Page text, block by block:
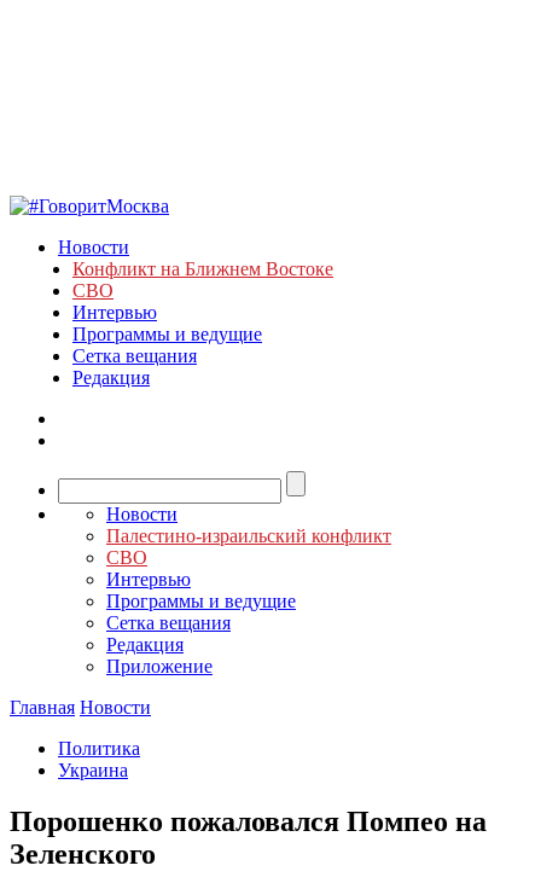
Новости
Конфликт на Ближнем Востоке
СВО
Интервью
Программы и ведущие
Сетка вещания
Редакция
Новости
Палестино-израильский конфликт
СВО
Интервью
Программы и ведущие
Сетка вещания
Редакция
Приложение
Главная Новости
Политика
Украина
Порошенко пожаловался Помпео на
Зеленского